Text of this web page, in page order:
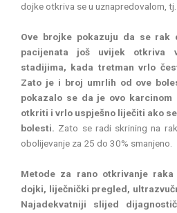
dojke otkriva se u uznapredovalom,
Ove brojke pokazuju da se rak
pacijenata još uvijek otkriva
stadijima, kada tretman vrlo
Zato je i broj umrlih od ove
pokazalo se da je ovo
otkriti i vrlo uspješno liječiti ako
bolesti. Zato se radi skrining na
obolijevanje za 25 do 30% smanjeno.
Metode za rano otkrivanje
dojki, liječnički pregled,
Najadekvatniji slijed